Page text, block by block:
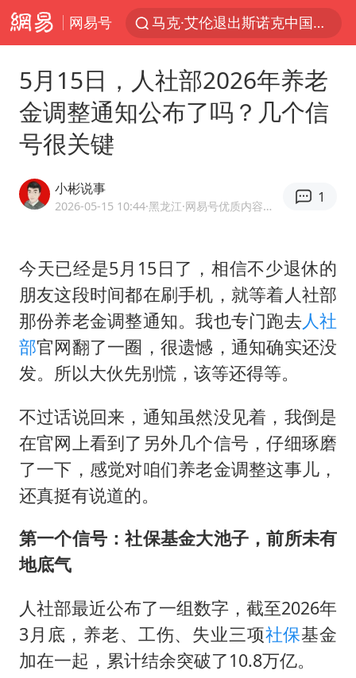
网易号
西湖突现狂风暴雨 游客瞬间被浇透
金饰克价一夜涨回1300元
粉丝穿热巴应援球衣收获拜仁球员签名
直击东北超：哈尔滨vs通辽
香港宏福苑火灾或由烟头引起
白海豚将正面袭击贯穿浙江
酒店回应车内过夜被收150元
几元成本的AI广告导致千万市值蒸发
人民的健康、体质、幸福一脉相承
5月15日，人社部2026年养老
金调整通知公布了吗？几个信
号很关键
小彬说事
2026-05-15 10:44·黑龙江 ·网易号优质内容创作者
1
今天已经是5月15日了，相信不少退休的
朋友这段时间都在刷手机，就等着人社部
那份养老金调整通知。我也专门跑去人社
部官网翻了一圈，很遗憾，通知确实还没
发。所以大伙先别慌，该等还得等。
不过话说回来，通知虽然没见着，我倒是
在官网上看到了另外几个信号，仔细琢磨
了一下，感觉对咱们养老金调整这事儿，
还真挺有说道的。
第一个信号：社保基金大池子，前所未有
地底气
人社部最近公布了一组数字，截至2026年
3月底，养老、工伤、失业三项社保基金
加在一起，累计结余突破了10.8万亿。